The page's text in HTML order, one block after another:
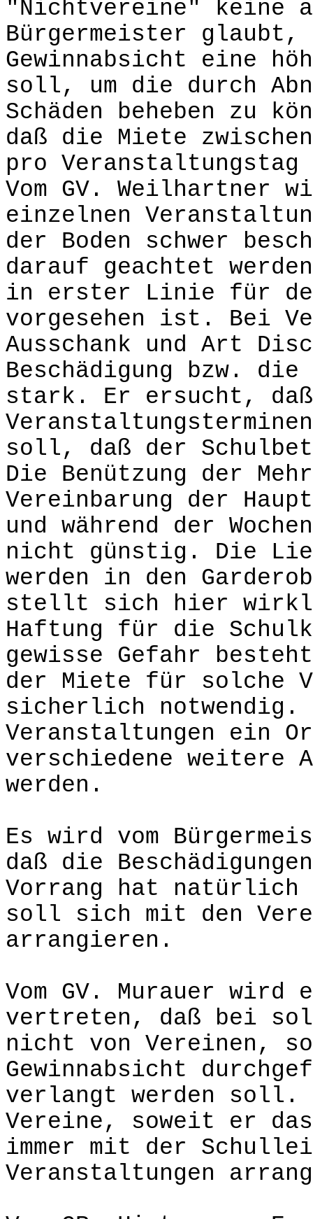
"Nichtvereine" keine
Bürgermeister
Gewinnabsicht eine
soll, um die durch
Schäden beheben zu
daß die Miete
pro Veranstaltungstag
Vom GV. Weilhartner
einzelnen
der Boden schwer
darauf geachtet
in erster Linie für
vorgesehen ist. Bei
Ausschank und Art
Beschädigung bzw. die
stark. Er ersucht, daß
soll, daß der
Die Benützung der
Vereinbarung der
und während der
nicht günstig. Die
werden in den
stellt sich hier
Haftung für die
gewisse Gefahr
der Miete für solche
sicherlich notwendig.
Veranstaltungen ein
verschiedene weitere
werden.
Es wird vom
daß die
Vorrang hat natürlich
soll sich mit den
arrangieren.
Vom GV. Murauer
vertreten, daß bei
nicht von Vereinen,
Gewinnabsicht
verlangt werden
Vereine, soweit er
immer mit der
Veranstaltungen